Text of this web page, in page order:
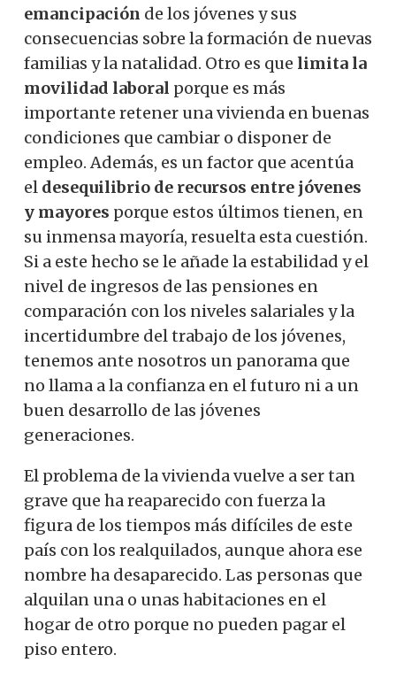
emancipación de los jóvenes y sus
consecuencias sobre la formación de nuevas
familias y la natalidad. Otro es que limita la
movilidad laboral porque es más
importante retener una vivienda en buenas
condiciones que cambiar o disponer de
empleo. Además, es un factor que acentúa
el desequilibrio de recursos entre jóvenes
y mayores porque estos últimos tienen, en
su inmensa mayoría, resuelta esta cuestión.
Si a este hecho se le añade la estabilidad y el
nivel de ingresos de las pensiones en
comparación con los niveles salariales y la
incertidumbre del trabajo de los jóvenes,
tenemos ante nosotros un panorama que
no llama a la confianza en el futuro ni a un
buen desarrollo de las jóvenes
generaciones.
El problema de la vivienda vuelve a ser tan
grave que ha reaparecido con fuerza la
figura de los tiempos más difíciles de este
país con los realquilados, aunque ahora ese
nombre ha desaparecido. Las personas que
alquilan una o unas habitaciones en el
hogar de otro porque no pueden pagar el
piso entero.